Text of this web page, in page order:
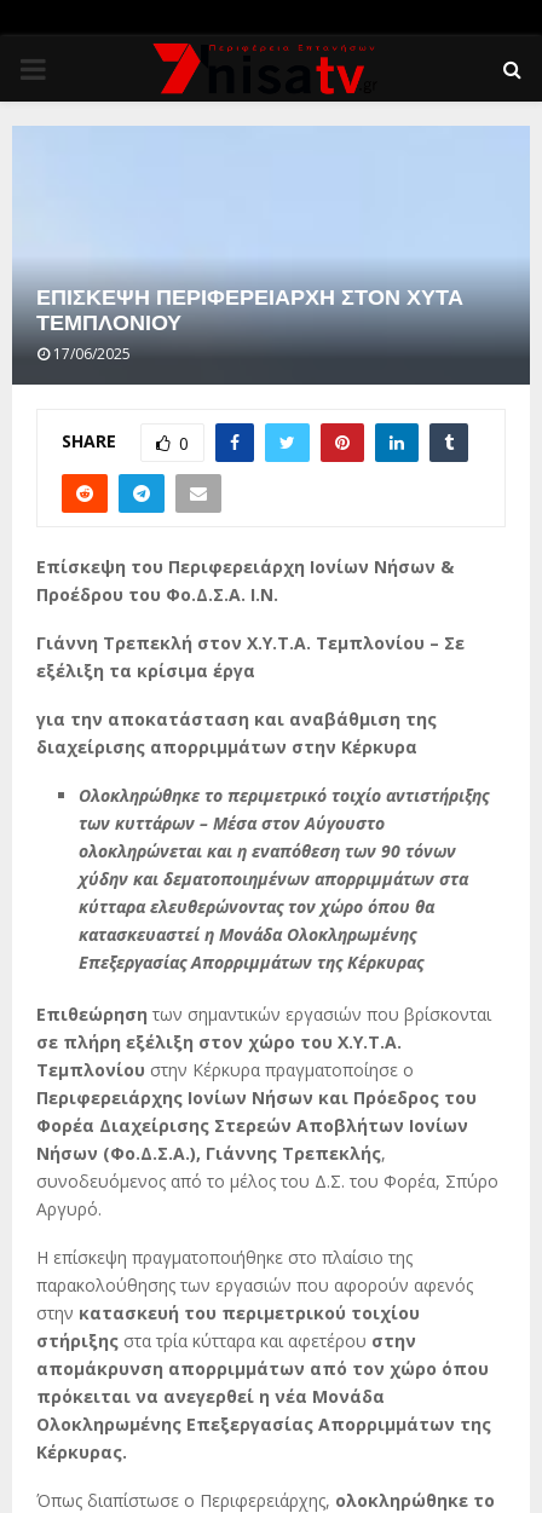
PRIMARY
MENU
ΕΠΙΣΚΕΨΗ ΠΕΡΙΦΕΡΕΙΑΡΧΗ ΣΤΟΝ ΧΥΤΑ
ΤΕΜΠΛΟΝΙΟΥ
17/06/2025
SHARE 0
Επίσκεψη του Περιφερειάρχη Ιονίων Νήσων &
Προέδρου του Φο.Δ.Σ.Α. Ι.Ν.
Γιάννη Τρεπεκλή στον Χ.Υ.Τ.Α. Τεμπλονίου – Σε
εξέλιξη τα κρίσιμα έργα
για την αποκατάσταση και αναβάθμιση της
διαχείρισης απορριμμάτων στην Κέρκυρα
Ολοκληρώθηκε το περιμετρικό τοιχίο αντιστήριξης
των κυττάρων – Μέσα στον Αύγουστο
ολοκληρώνεται και η εναπόθεση των 90 τόνων
χύδην και δεματοποιημένων απορριμμάτων στα
κύτταρα ελευθερώνοντας τον χώρο όπου θα
κατασκευαστεί η Μονάδα Ολοκληρωμένης
Επεξεργασίας Απορριμμάτων της Κέρκυρας
Επιθεώρηση των σημαντικών εργασιών που βρίσκονται
σε πλήρη εξέλιξη στον χώρο του Χ.Υ.Τ.Α.
Τεμπλονίου στην Κέρκυρα πραγματοποίησε ο
Περιφερειάρχης Ιονίων Νήσων και Πρόεδρος του
Φορέα Διαχείρισης Στερεών Αποβλήτων Ιονίων
Νήσων (Φο.Δ.Σ.Α.), Γιάννης Τρεπεκλής,
συνοδευόμενος από το μέλος του Δ.Σ. του Φορέα, Σπύρο
Αργυρό.
Η επίσκεψη πραγματοποιήθηκε στο πλαίσιο της
παρακολούθησης των εργασιών που αφορούν αφενός
στην κατασκευή του περιμετρικού τοιχίου
στήριξης στα τρία κύτταρα και αφετέρου στην
απομάκρυνση απορριμμάτων από τον χώρο όπου
πρόκειται να ανεγερθεί η νέα Μονάδα
Ολοκληρωμένης Επεξεργασίας Απορριμμάτων της
Κέρκυρας.
Όπως διαπίστωσε ο Περιφερειάρχης, ολοκληρώθηκε το